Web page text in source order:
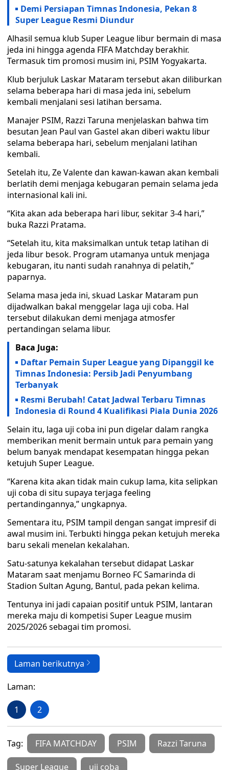
Demi Persiapan Timnas Indonesia, Pekan 8
Super League Resmi Diundur
Alhasil semua klub Super League libur bermain di masa
jeda ini hingga agenda FIFA Matchday berakhir.
Termasuk tim promosi musim ini, PSIM Yogyakarta.
Klub berjuluk Laskar Mataram tersebut akan diliburkan
selama beberapa hari di masa jeda ini, sebelum
kembali menjalani sesi latihan bersama.
Manajer PSIM, Razzi Taruna menjelaskan bahwa tim
besutan Jean Paul van Gastel akan diberi waktu libur
selama beberapa hari, sebelum menjalani latihan
kembali.
Setelah itu, Ze Valente dan kawan-kawan akan kembali
berlatih demi menjaga kebugaran pemain selama jeda
internasional kali ini.
“Kita akan ada beberapa hari libur, sekitar 3-4 hari,”
buka Razzi Pratama.
“Setelah itu, kita maksimalkan untuk tetap latihan di
jeda libur besok. Program utamanya untuk menjaga
kebugaran, itu nanti sudah ranahnya di pelatih,”
paparnya.
Selama masa jeda ini, skuad Laskar Mataram pun
dijadwalkan bakal menggelar laga uji coba. Hal
tersebut dilakukan demi menjaga atmosfer
pertandingan selama libur.
Baca Juga:
Daftar Pemain Super League yang Dipanggil ke
Timnas Indonesia: Persib Jadi Penyumbang
Terbanyak
Resmi Berubah! Catat Jadwal Terbaru Timnas
Indonesia di Round 4 Kualifikasi Piala Dunia 2026
Selain itu, laga uji coba ini pun digelar dalam rangka
memberikan menit bermain untuk para pemain yang
belum banyak mendapat kesempatan hingga pekan
ketujuh Super League.
“Karena kita akan tidak main cukup lama, kita selipkan
uji coba di situ supaya terjaga feeling
pertandingannya,” ungkapnya.
Sementara itu, PSIM tampil dengan sangat impresif di
awal musim ini. Terbukti hingga pekan ketujuh mereka
baru sekali menelan kekalahan.
Satu-satunya kekalahan tersebut didapat Laskar
Mataram saat menjamu Borneo FC Samarinda di
Stadion Sultan Agung, Bantul, pada pekan kelima.
Tentunya ini jadi capaian positif untuk PSIM, lantaran
mereka maju di kompetisi Super League musim
2025/2026 sebagai tim promosi.
Laman berikutnya
Laman:
1 2
Tag: FIFA MATCHDAY PSIM Razzi Taruna
Super League uji coba